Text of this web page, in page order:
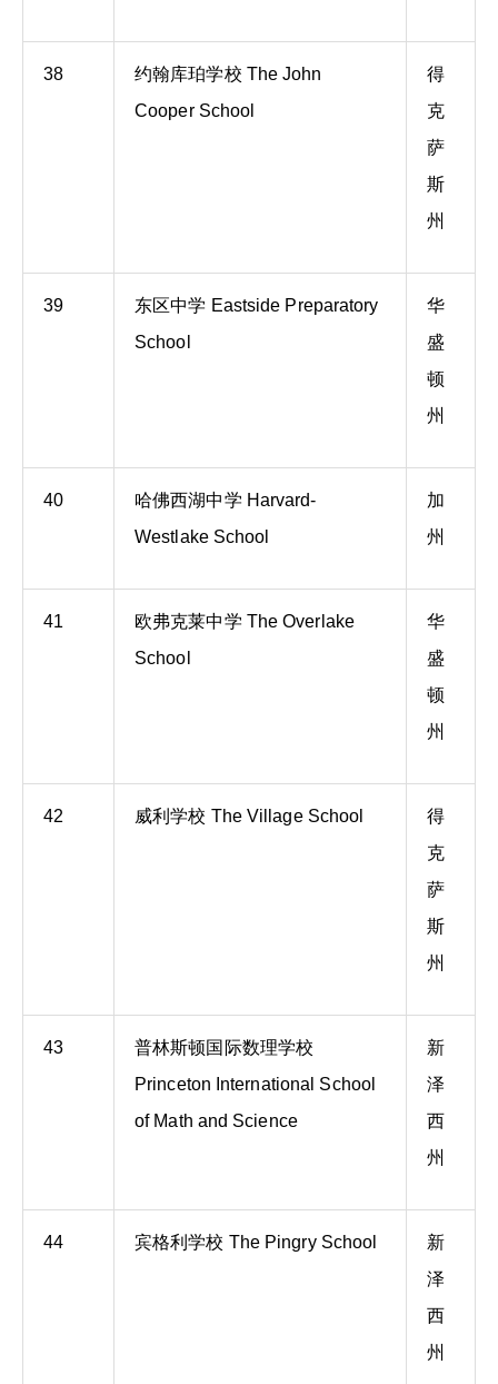
38
约翰库珀学校 The John
Cooper School
得
克
萨
斯
州
39
东区中学 Eastside Preparatory
School
华
盛
顿
州
40
哈佛西湖中学 Harvard-
Westlake School
加
州
41
欧弗克莱中学 The Overlake
School
华
盛
顿
州
42 威利学校 The Village School
得
克
萨
斯
州
43
普林斯顿国际数理学校
Princeton International School
of Math and Science
新
泽
西
州
44 宾格利学校 The Pingry School
新
泽
西
州